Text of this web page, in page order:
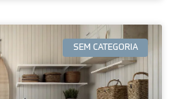
SEM CATEGORIA